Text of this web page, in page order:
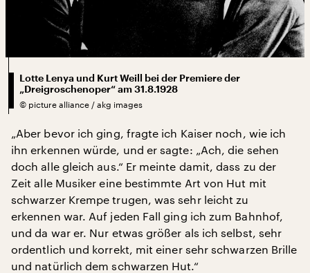
Lotte Lenya und Kurt Weill bei der Premiere der
„Dreigroschenoper“ am 31.8.1928
© picture alliance / akg images
„Aber bevor ich ging, fragte ich Kaiser noch, wie ich
ihn erkennen würde, und er sagte: „Ach, die sehen
doch alle gleich aus.“ Er meinte damit, dass zu der
Zeit alle Musiker eine bestimmte Art von Hut mit
schwarzer Krempe trugen, was sehr leicht zu
erkennen war. Auf jeden Fall ging ich zum Bahnhof,
und da war er. Nur etwas größer als ich selbst, sehr
ordentlich und korrekt, mit einer sehr schwarzen Brille
und natürlich dem schwarzen Hut.“